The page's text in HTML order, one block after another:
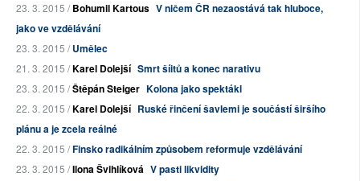
23. 3. 2015 /Bohumil Kartous V ničem ČR nezaostává tak hluboce,
jako ve vzdělávání
23. 3. 2015 /Umělec
21. 3. 2015 /Karel Dolejší Smrt šíitů a konec narativu
23. 3. 2015 /Štěpán Steiger Kolona jako spektákl
22. 3. 2015 /Karel Dolejší Ruské řinčení šavlemi je součástí širšího
plánu a je zcela reálné
22. 3. 2015 /Finsko radikálním způsobem reformuje vzdělávání
23. 3. 2015 /Ilona Švihlíková V pasti likvidity